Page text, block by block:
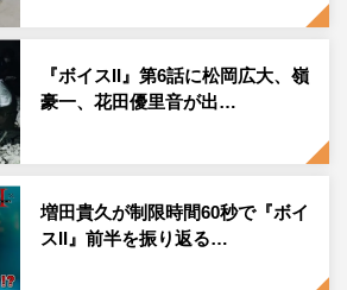
と考えるが…。
令室』
10・54
『ボイスII』第6話に松岡広大、嶺
豪一、花田優里音が出…
増田貴久が制限時間60秒で『ボイ
スII』前半を振り返る…